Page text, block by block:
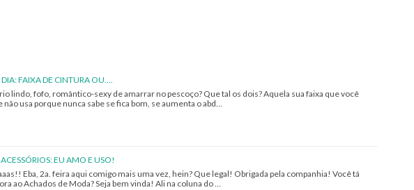
FAIXA DE CINTURA OU....
lindo, fofo, romântico-sexy de amarrar no pescoço? Que tal os dois? Aquela sua faixa que você
usa porque nunca sabe se fica bom, se aumenta o abd…
EU AMO E USO!
Eba, 2a. feira aqui comigo mais uma vez, hein? Que legal! Obrigada pela companhia! Você tá
ao Achados de Moda? Seja bem vinda! Ali na coluna do …